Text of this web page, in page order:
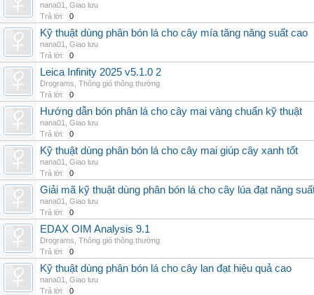
nana01
Giao lưu
Trả lời:
0
Kỹ thuật dùng phân bón lá cho cây mía tăng năng suất cao
nana01
Giao lưu
Trả lời:
0
Leica Infinity 2025 v5.1.0 2
Drograms Thông gió thông thường
Trả lời:
0
Hướng dẫn bón phân lá cho cây mai vàng chuẩn kỹ thuật
nana01
Giao lưu
Trả lời:
0
Kỹ thuật dùng phân bón lá cho cây mai giúp cây xanh tốt
nana01
Giao lưu
Trả lời:
0
Giải mã kỹ thuật dùng phân bón lá cho cây lúa đạt năng
nana01
Giao lưu
Trả lời:
0
EDAX OIM Analysis 9.1
Drograms Thông gió thông thường
Trả lời:
0
Kỹ thuật dùng phân bón lá cho cây lan đạt hiệu quả cao
nana01
Giao lưu
Trả lời:
0